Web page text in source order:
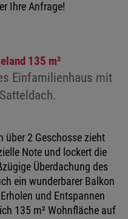
Ihre Anfrage!
135 m²
Einfamilienhaus mit
über 2 Geschosse zieht
Note und lockert die
Überdachung des
ein wunderbarer Balkon
und Entspannen
135 m² Wohnfläche auf